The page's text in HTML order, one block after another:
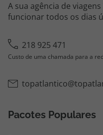
A sua agência de
funcionar todos os dias
218 925 471
Custo de uma chamada para a
Pacotes Populares